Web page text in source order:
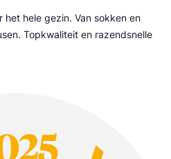
het hele gezin. Van sokken en
Topkwaliteit en razendsnelle